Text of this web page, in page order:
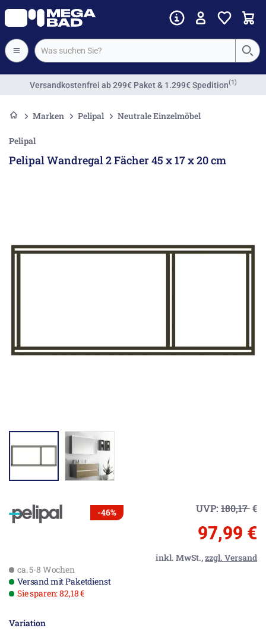
Versandkostenfrei ab 299€ Paket & 1.299€ Spedition(1)
Marken Pelipal Neutrale Einzelmöbel
Pelipal
Pelipal Wandregal 2 Fächer 45 x 17 x 20 cm
-46% UVP: 180,17€
97,99 €
inkl. MwSt.,zzgl. Versand
ca. 5-8 Wochen
Versand mit Paketdienst
Sie sparen: 82,18 €
Variation